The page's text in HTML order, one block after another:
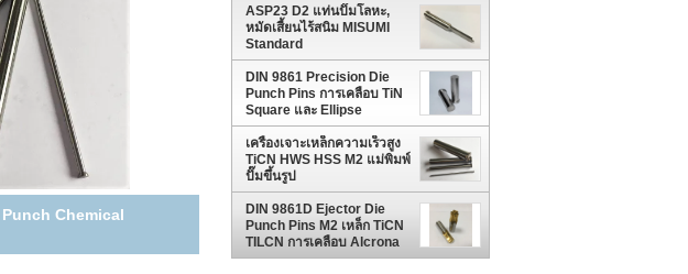
Standard
ASP23 D2 แท่นปั๊มโลหะ,
หมัดเสี้ยนไร้สนิม MISUMI
Standard
DIN 9861 Precision Die
Punch Pins การเคลือบ TiN
Square และ Ellipse
Stamping
เครื่องเจาะเหล็กความเร็วสูง
TiCN HWS HSS M2 แม่พิมพ์
ปั๊มขึ้นรูป
DIN 9861D Ejector Die
Punch Pins M2 เหล็ก TiCN
TILCN ​​การเคลือบ Alcrona
DLC